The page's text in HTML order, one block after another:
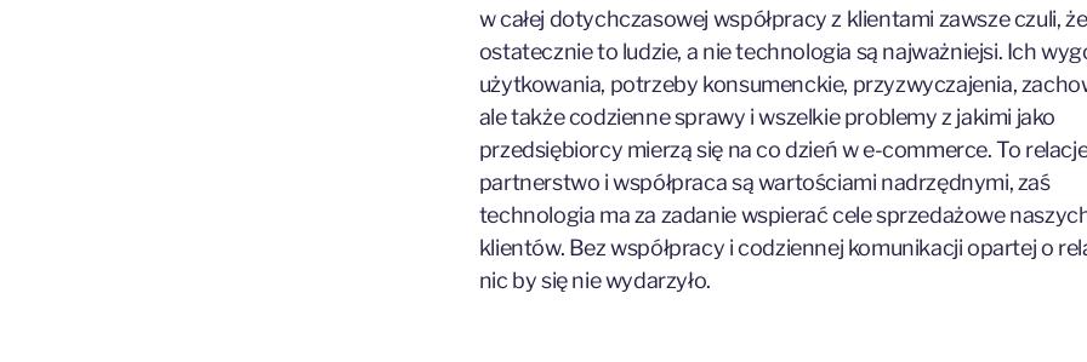
w całej dotychczasowej współpracy z klientami zawsze czuli, że
ostatecznie to ludzie, a nie technologia są najważniejsi. Ich
użytkowania, potrzeby konsumenckie, przyzwyczajenia,
ale także codzienne sprawy i wszelkie problemy z jakimi jako
przedsiębiorcy mierzą się na co dzień w e-commerce. To
partnerstwo i współpraca są wartościami nadrzędnymi, zaś
technologia ma za zadanie wspierać cele sprzedażowe
klientów. Bez współpracy i codziennej komunikacji opartej o
nic by się nie wydarzyło.